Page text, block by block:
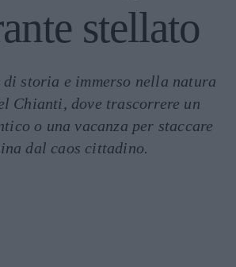
stellato
storia e immerso nella natura
Chianti, dove trascorrere un
o una vacanza per staccare
dal caos cittadino.